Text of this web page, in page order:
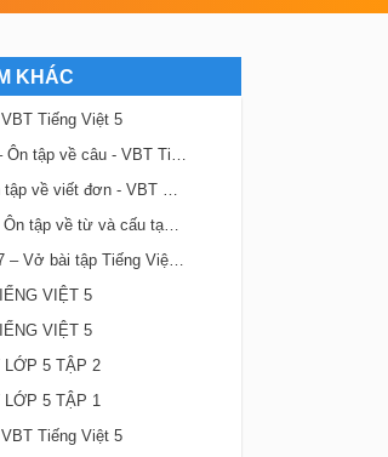
KHÁC
Tiếng Việt 5
Luyện từ và câu – Ôn tập về câu - VBT Tiếng Việt 5 tập 1
Tập làm văn – Ôn tập về viết đơn - VBT Tiếng Việt 5 tập 1
Luyện từ và câu - Ôn tập về từ và cấu tạo từ - VBT Tiếng Việt 5 tập 1
Chính tả - Tuần 17 – Vở bài tập Tiếng Việt 5 tập 1
VIỆT 5
VIỆT 5
5 TẬP 2
5 TẬP 1
Tiếng Việt 5